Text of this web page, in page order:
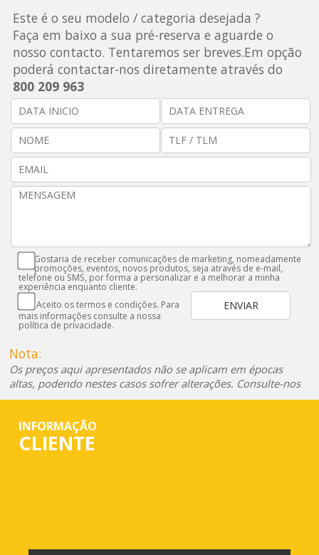
Este é o seu modelo / categoria desejada ?
Faça em baixo a sua pré-reserva e aguarde o
nosso contacto. Tentaremos ser breves.Em opção
poderá contactar-nos diretamente através do
800 209 963
Gostaria de receber comunicações de marketing, nomeadamente
promoções, eventos, novos produtos, seja através de e-mail,
telefone ou SMS, por forma a personalizar e a melhorar a minha
experiência enquanto cliente.
Aceito os termos e condições. Para
mais informações consulte a nossa
política de privacidade.
Nota:
Os preços aqui apresentados não se aplicam em épocas
altas, podendo nestes casos sofrer alterações. Consulte-nos
INFORMAÇÃO
CLIENTE